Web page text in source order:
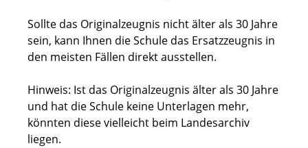
Sollte das Originalzeugnis nicht älter als 30 Jahre
sein, kann Ihnen die Schule das Ersatzzeugnis in
den meisten Fällen direkt ausstellen.
Hinweis: Ist das Originalzeugnis älter als 30 Jahre
und hat die Schule keine Unterlagen mehr,
könnten diese vielleicht beim Landesarchiv
liegen.